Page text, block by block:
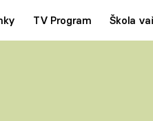
TV Program Škola